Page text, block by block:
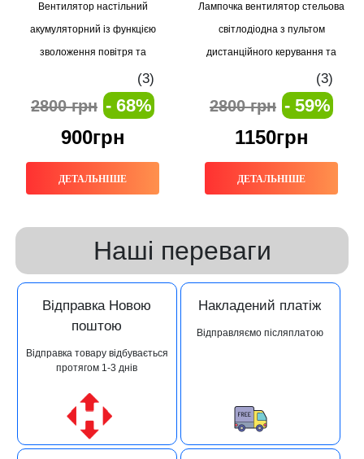
Вентилятор настільний
акумуляторний із функцією
зволоження повітря та
різнокольоровим підсвічуванням
для дому та офісу
(3)
2800 грн - 68%
900грн
ДЕТАЛЬНІШЕ
Лампочка вентилятор стельова
світлодіодна з пультом
дистанційного керування та
стандартним цоколем для дому
(3)
2800 грн - 59%
1150грн
ДЕТАЛЬНІШЕ
Наші переваги
Відправка Новою
поштою
Відправка товару відбувається
протягом 1-3 днів
Накладений платіж
Відправляємо післяплатою